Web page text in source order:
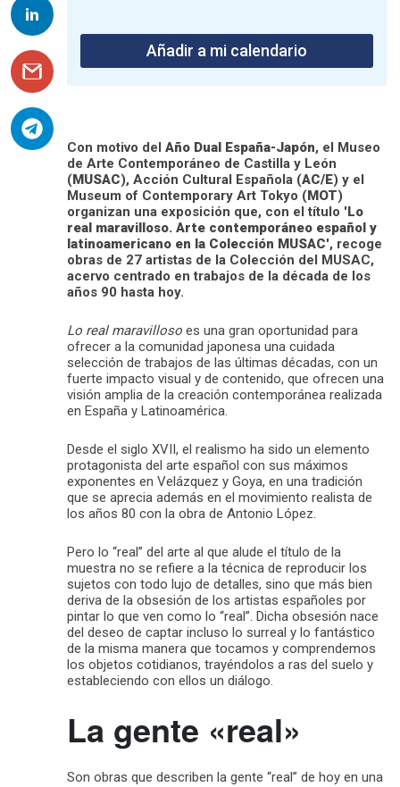
Añadir a mi calendario
Con motivo del Año Dual España-Japón, el Museo
de Arte Contemporáneo de Castilla y León
(MUSAC), Acción Cultural Española (AC/E) y el
Museum of Contemporary Art Tokyo (MOT)
organizan una exposición que, con el título ' Lo
real maravilloso. Arte contemporáneo español y
latinoamericano en la Colección MUSAC', recoge
obras de 27 artistas de la Colección del MUSAC,
acervo centrado en trabajos de la década de los
años 90 hasta hoy.
Lo real maravilloso es una gran oportunidad para
ofrecer a la comunidad japonesa una cuidada
selección de trabajos de las últimas décadas, con un
fuerte impacto visual y de contenido, que ofrecen una
visión amplia de la creación contemporánea realizada
en España y Latinoamérica.
Desde el siglo XVII, el realismo ha sido un elemento
protagonista del arte español con sus máximos
exponentes en Velázquez y Goya, en una tradición
que se aprecia además en el movimiento realista de
los años 80 con la obra de Antonio López.
Pero lo “real” del arte al que alude el título de la
muestra no se refiere a la técnica de reproducir los
sujetos con todo lujo de detalles, sino que más bien
deriva de la obsesión de los artistas españoles por
pintar lo que ven como lo “real”. Dicha obsesión nace
del deseo de captar incluso lo surreal y lo fantástico
de la misma manera que tocamos y comprendemos
los objetos cotidianos, trayéndolos a ras del suelo y
estableciendo con ellos un diálogo.
La gente «real»
Son obras que describen la gente “real” de hoy en una